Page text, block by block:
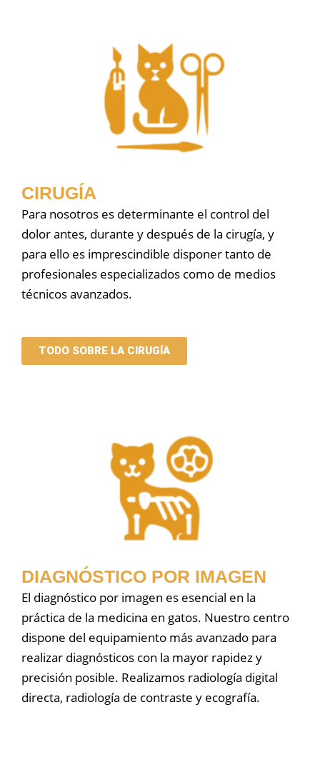
CIRUGÍA
Para nosotros es determinante el control del
dolor antes, durante y después de la cirugía, y
para ello es imprescindible disponer tanto de
profesionales especializados como de medios
técnicos avanzados.
TODO SOBRE LA CIRUGÍA
DIAGNÓSTICO POR IMAGEN
El diagnóstico por imagen es esencial en la
práctica de la medicina en gatos. Nuestro centro
dispone del equipamiento más avanzado para
realizar diagnósticos con la mayor rapidez y
precisión posible. Realizamos radiología digital
directa, radiología de contraste y ecografía.